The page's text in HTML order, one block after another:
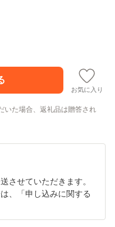
お気に入り
いた場合、返礼品は贈答され
させていただきます。
、「申し込みに関する